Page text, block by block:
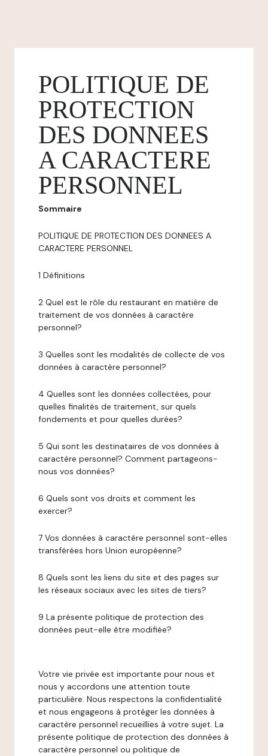
POLITIQUE DE
PROTECTION
DES DONNEES
A CARACTERE
PERSONNEL
Sommaire
POLITIQUE DE PROTECTION DES DONNEES A
CARACTERE PERSONNEL
1 Définitions
2 Quel est le rôle du restaurant en matière de
traitement de vos données à caractère
personnel?
3 Quelles sont les modalités de collecte de vos
données à caractère personnel?
4 Quelles sont les données collectées, pour
quelles finalités de traitement, sur quels
fondements et pour quelles durées?
5 Qui sont les destinataires de vos données à
caractère personnel? Comment partageons-
nous vos données?
6 Quels sont vos droits et comment les
exercer?
7 Vos données à caractère personnel sont-elles
transférées hors Union européenne?
8 Quels sont les liens du site et des pages sur
les réseaux sociaux avec les sites de tiers?
9 La présente politique de protection des
données peut-elle être modifiée?
Votre vie privée est importante pour nous et
nous y accordons une attention toute
particulière. Nous respectons la confidentialité
et nous engageons à protéger les données à
caractère personnel recueillies à votre sujet. La
présente politique de protection des données à
caractère personnel ou politique de